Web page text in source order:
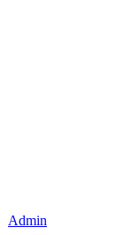
Admin